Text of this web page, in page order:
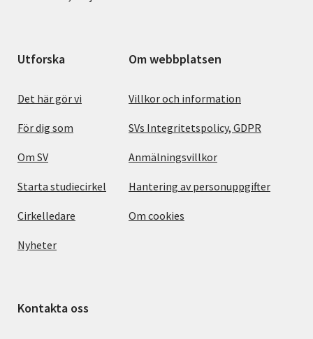
Utforska
Det här gör vi
För dig som
Om SV
Starta studiecirkel
Cirkelledare
Nyheter
Om webbplatsen
Villkor och information
SVs Integritetspolicy, GDPR
Anmälningsvillkor
Hantering av personuppgifter
Om cookies
Kontakta oss